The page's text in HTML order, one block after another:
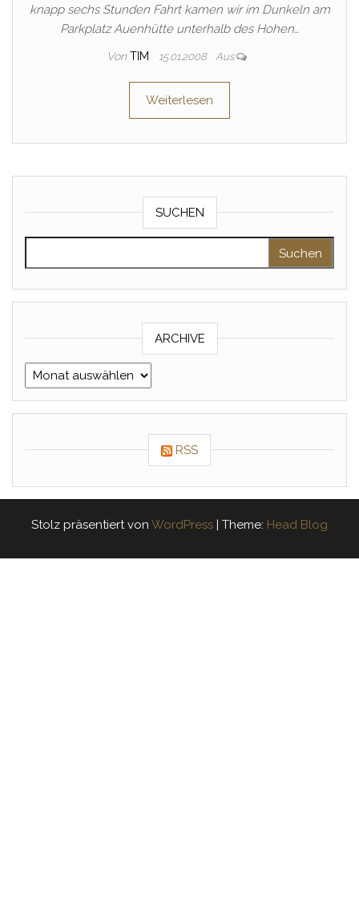
knapp sechs Stunden Fahrt kamen wir im Dunkeln am
Parkplatz Auenhütte unterhalb des Hohen…
Von TIM 15.01.2008 Aus
Weiterlesen
SUCHEN
ARCHIVE
Archive
RSS
Stolz präsentiert von WordPress | Theme: Head Blog